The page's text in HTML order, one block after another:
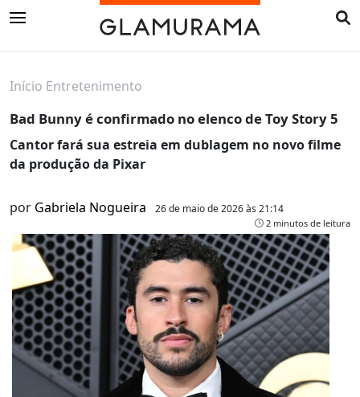
Início Entretenimento
Bad Bunny é confirmado no elenco de Toy Story 5
Cantor fará sua estreia em dublagem no novo filme
da produção da Pixar
por Gabriela Nogueira 26 de maio de 2026 às 21:14
2 minutos de leitura